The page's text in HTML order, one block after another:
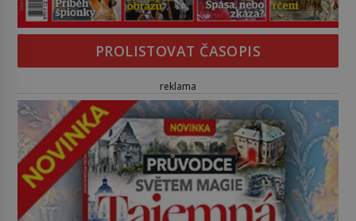
PROLISTOVAT ČASOPIS
reklama